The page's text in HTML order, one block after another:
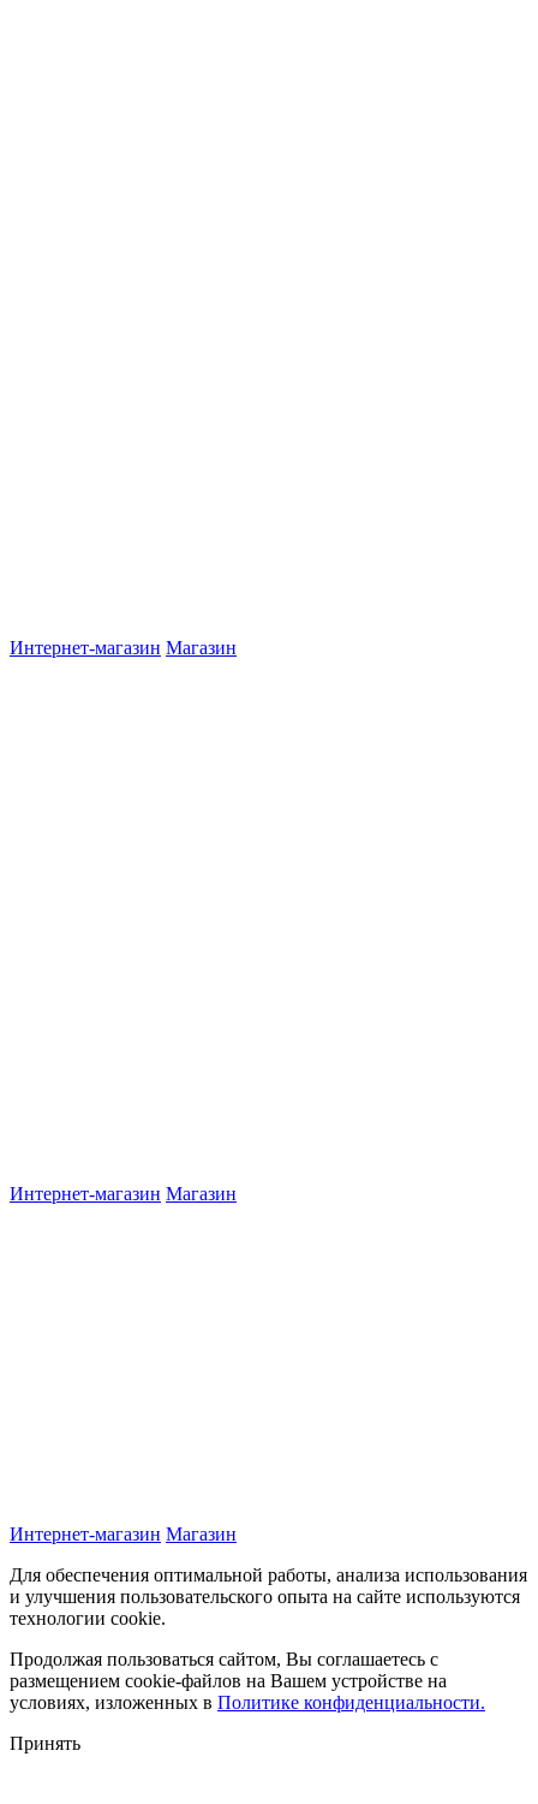
Интернет-магазин Магазин
Интернет-магазин Магазин
Интернет-магазин Магазин
Для обеспечения оптимальной работы, анализа использования
и улучшения пользовательского опыта на сайте используются
технологии cookie.
Продолжая пользоваться сайтом, Вы соглашаетесь с
размещением cookie-файлов на Вашем устройстве на
условиях, изложенных в Политике конфиденциальности.
Принять